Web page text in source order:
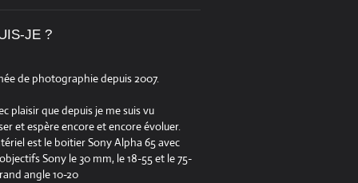
JE ?
de photographie depuis 2007.
plaisir que depuis je me suis vu
et espère encore et encore évoluer.
est le boitier Sony Alpha 65 avec
Sony le 30 mm, le 18-55 et le 75-
angle 10-20